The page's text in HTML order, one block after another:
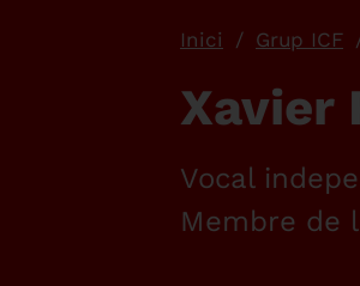
Inici Grup ICF
Xavier
Vocal
Membre de